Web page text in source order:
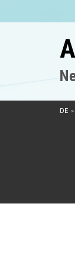
DE